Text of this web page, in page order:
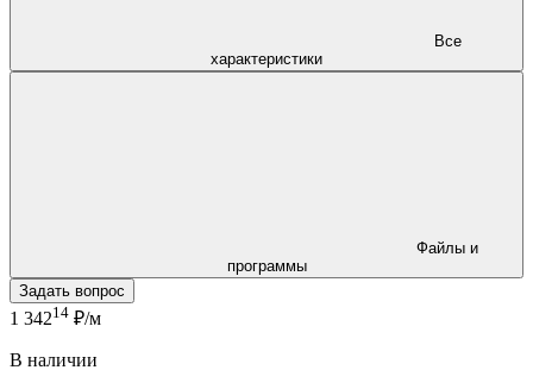
характеристики
программы
Задать вопрос
1 34214 ₽/м
В наличии